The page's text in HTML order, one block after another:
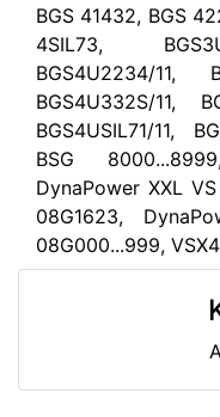
BGS 41432, BGS
4SIL73,
BGS4U2234/11,
BGS4U332S/11,
BGS4USIL71/11,
BSG
DynaPower XXL
08G1623,
08G000...999,